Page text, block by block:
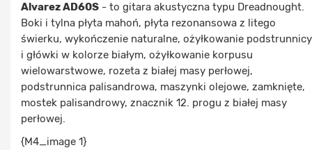
Alvarez AD60S - to gitara akustyczna typu Dreadnought.
Boki i tylna płyta mahoń, płyta rezonansowa z litego
świerku, wykończenie naturalne, ożyłkowanie podstrunnicy
i główki w kolorze białym, ożyłkowanie korpusu
wielowarstwowe, rozeta z białej masy perłowej,
podstrunnica palisandrowa, maszynki olejowe, zamknięte,
mostek palisandrowy, znacznik 12. progu z białej masy
perłowej.
{M4_image 1}